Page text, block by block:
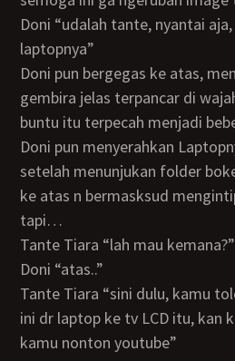
Doni “udalah tante, nyantai aja, aku ambil dulu
laptopnya”
Doni pun bergegas ke atas, mengambil laptop. Riang
gembira jelas terpancar di
buntu itu terpecah menjadi
Doni pun menyerahkan Laptopnya ke tante tiara,
setelah menunjukan folder
ke atas n bermasksud
tapi…
Tante Tiara “lah mau kemana?”
Doni “atas..”
Tante Tiara “sini dulu, kamu tolong sambungin film
ini dr laptop ke tv LCD itu, kan
kamu nonton youtube”